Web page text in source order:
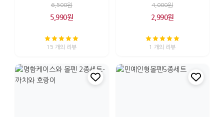
6,500원
5,990원
15 개의 리뷰
4,000원
2,990원
1 개의 리뷰